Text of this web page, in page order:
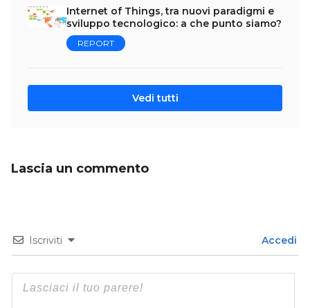
Internet of Things, tra nuovi paradigmi e
sviluppo tecnologico: a che punto siamo?
REPORT
Vedi tutti
Lascia un commento
Iscriviti Accedi